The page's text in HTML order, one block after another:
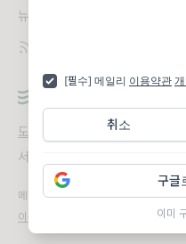
[필수] 메일리 이용약관
취소
구글
이미
뉴스레터 문의
도움말
오류 및 기능 관련 제보
서비스 이용 문의
메일리 사업자 정보
이용약관
정기